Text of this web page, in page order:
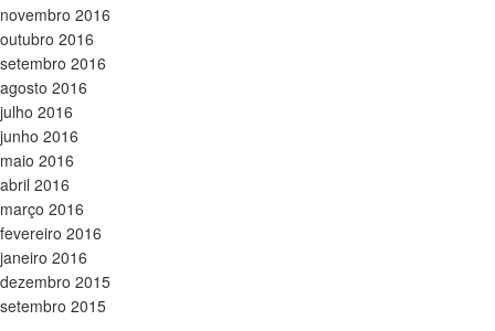
novembro 2016
outubro 2016
setembro 2016
agosto 2016
julho 2016
junho 2016
maio 2016
abril 2016
março 2016
fevereiro 2016
janeiro 2016
dezembro 2015
setembro 2015